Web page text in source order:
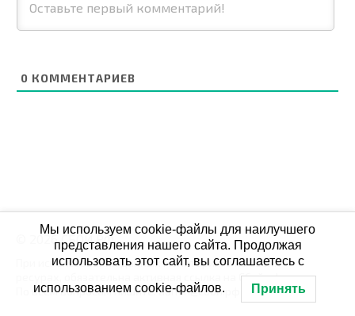
0 КОММЕНТАРИЕВ
© 2026 СБОЙ.РФ
При использовании данных мониторинга на своих
ресурах, обязательна активная ссылка на Сбой.рф
По всем вопросам пишите: admin@сбой.рф
Мы используем cookie-файлы для наилучшего
представления нашего сайта. Продолжая
использовать этот сайт, вы соглашаетесь с
использованием cookie-файлов. Принять